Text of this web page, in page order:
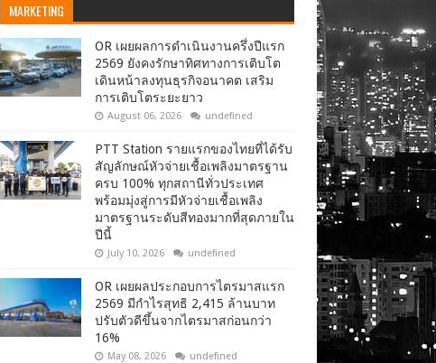
MARKETING
OR เผยผลการดำเนินงานครึ่งปีแรก
2569 ยังคงรักษาทิศทางการเติบโต
เดินหน้าลงทุนธุรกิจอนาคต เสริม
การเติบโตระยะยาว
August 06, 2026 undefined
PTT Station รายแรกของไทยที่ได้รับ
สัญลักษณ์หัวจ่ายเชื้อเพลิงมาตรฐาน
ครบ 100% ทุกสถานีทั่วประเทศ
พร้อมมุ่งสู่การมีหัวจ่ายเชื้อเพลิง
มาตรฐานระดับสีทองมากที่สุดภายใน
ปีนี้
July 10, 2026 undefined
OR เผยผลประกอบการไตรมาสแรก
2569 มีกำไรสุทธิ 2,415 ล้านบาท
ปรับตัวดีขึ้นจากไตรมาสก่อนกว่า
16%
May 08, 2026 undefined